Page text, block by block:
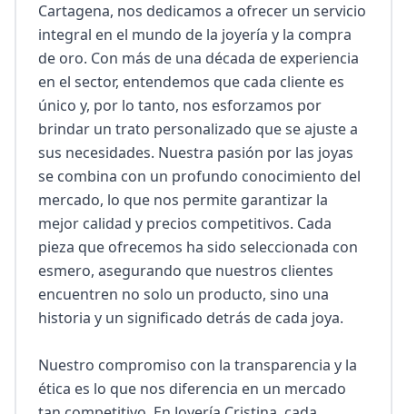
Cartagena, nos dedicamos a ofrecer un servicio
integral en el mundo de la joyería y la compra
de oro. Con más de una década de experiencia
en el sector, entendemos que cada cliente es
único y, por lo tanto, nos esforzamos por
brindar un trato personalizado que se ajuste a
sus necesidades. Nuestra pasión por las joyas
se combina con un profundo conocimiento del
mercado, lo que nos permite garantizar la
mejor calidad y precios competitivos. Cada
pieza que ofrecemos ha sido seleccionada con
esmero, asegurando que nuestros clientes
encuentren no solo un producto, sino una
historia y un significado detrás de cada joya.
Nuestro compromiso con la transparencia y la
ética es lo que nos diferencia en un mercado